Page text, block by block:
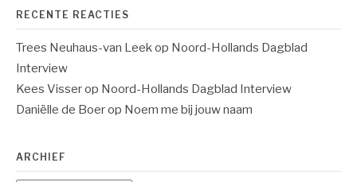
RECENTE REACTIES
Trees Neuhaus-van Leek op Noord-Hollands Dagblad
Interview
Kees Visserop Noord-Hollands Dagblad Interview
Daniëlle de Boerop Noem me bij jouw naam
ARCHIEF